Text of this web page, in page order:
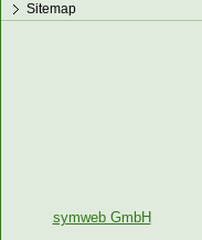
Sitemap
symweb GmbH